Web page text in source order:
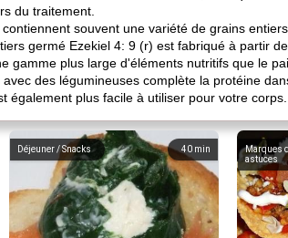
du traitement.
souvent une variété de grains
germé Ezekiel 4: 9 (r) est fabriqué à partir
gamme plus large d'éléments nutritifs que le
des légumineuses complète la protéine
également plus facile à utiliser pour votre corps.
40 min
Déjeuner / Snacks
Marques
astuces